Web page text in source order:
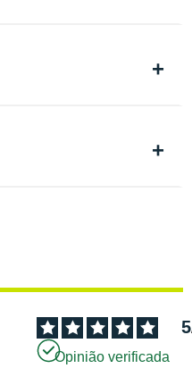
5
Opinião verificada